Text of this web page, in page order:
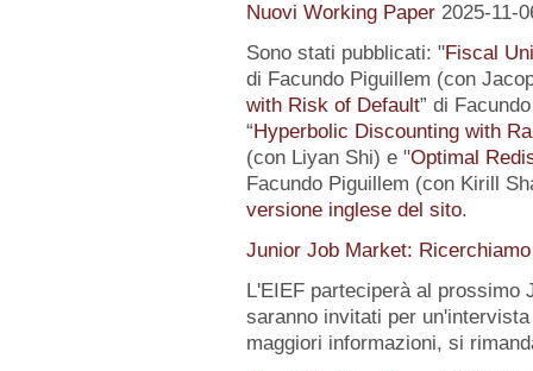
Nuovi Working Paper 2025-11-
Sono stati pubblicati: "Fiscal
di Facundo Piguillem (con
with Risk of Default” di
“Hyperbolic Discounting with
(con Liyan Shi) e "Optimal
Facundo Piguillem (con Kirill
versione inglese del sito.
Junior Job Market:
L'EIEF parteciperà al prossimo
saranno invitati per
maggiori informazioni, si